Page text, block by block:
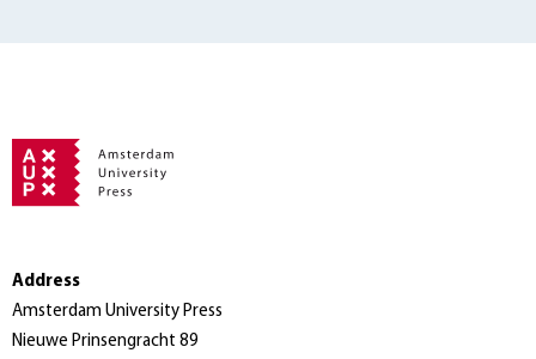
Address
Amsterdam University Press
Nieuwe Prinsengracht 89